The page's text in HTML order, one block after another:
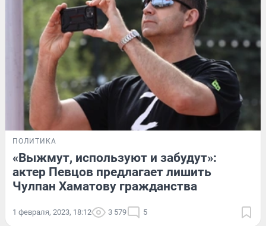
ПОЛИТИКА
«Выжмут, используют и забудут»:
актер Певцов предлагает лишить
Чулпан Хаматову гражданства
1 февраля, 2023, 18:12 3 579 5